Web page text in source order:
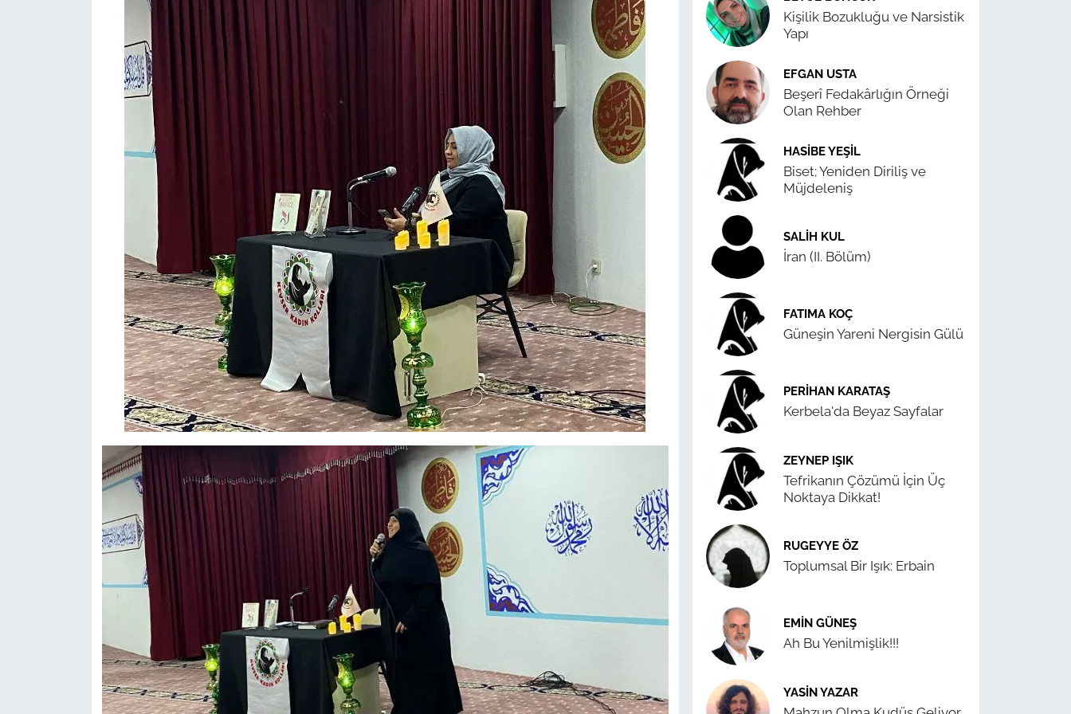
Kişilik Bozukluğu ve Narsistik
Yapı
EFGAN USTA
Beşerî Fedakârlığın Örneği
Olan Rehber
HASIBE YEŞIL
Biset; Yeniden Diriliş ve
Müjdeleniş
SALIH KUL
İran (II. Bölüm)
FATIMA KOÇ
Güneşin Yareni Nergisin Gülü
PERIHAN KARATAŞ
Kerbela'da Beyaz Sayfalar
ZEYNEP IŞIK
Tefrikanın Çözümü İçin Üç
Noktaya Dikkat!
RUGEYYE ÖZ
Toplumsal Bir Işık: Erbain
EMIN GÜNEŞ
Ah Bu Yenilmişlik!!!
YASIN YAZAR